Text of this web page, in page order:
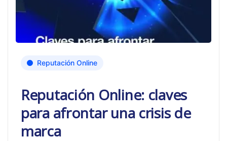
Reputación Online
Reputación Online: claves
para afrontar una crisis de
marca